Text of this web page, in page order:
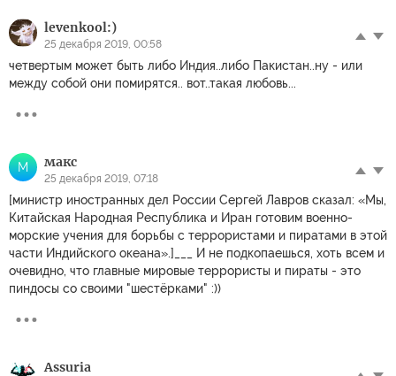
levenkool:)
25 декабря 2019, 00:58
четвертым может быть либо Индия..либо Пакистан..ну - или
между собой они помирятся.. вот..такая любовь...
М макс
25 декабря 2019, 07:18
[министр иностранных дел России Сергей Лавров сказал: «Мы,
Китайская Народная Республика и Иран готовим военно-
морские учения для борьбы с террористами и пиратами в этой
части Индийского океана».]___ И не подкопаешься, хоть всем и
очевидно, что главные мировые террористы и пираты - это
пиндосы со своими "шестёрками" :))
Assuria